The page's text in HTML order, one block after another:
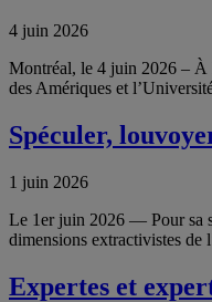
4 juin 2026
Montréal, le 4 juin 2026 – À
des Amériques et
Spéculer,
1 juin 2026
Le 1er juin 2026 — Pour sa
dimensions extractivistes de
Expertes et